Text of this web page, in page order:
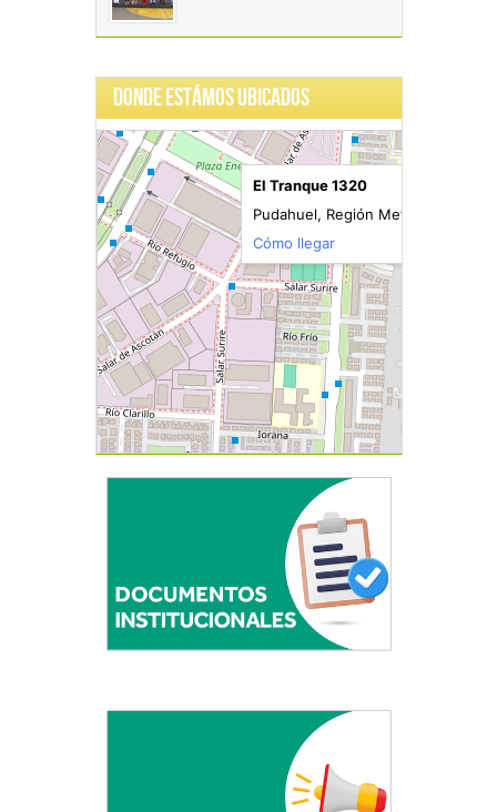
Donde Estámos Ubicados
El Tranque 1320
Pudahuel, Región Metropolitana
Cómo llegar